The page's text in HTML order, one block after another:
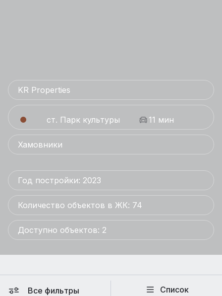
KR Properties
ст. Парк культуры 11 мин
Хамовники
Год постройки: 2023
Количество объектов в ЖК: 74
Доступно объектов: 2
Все фильтры Список